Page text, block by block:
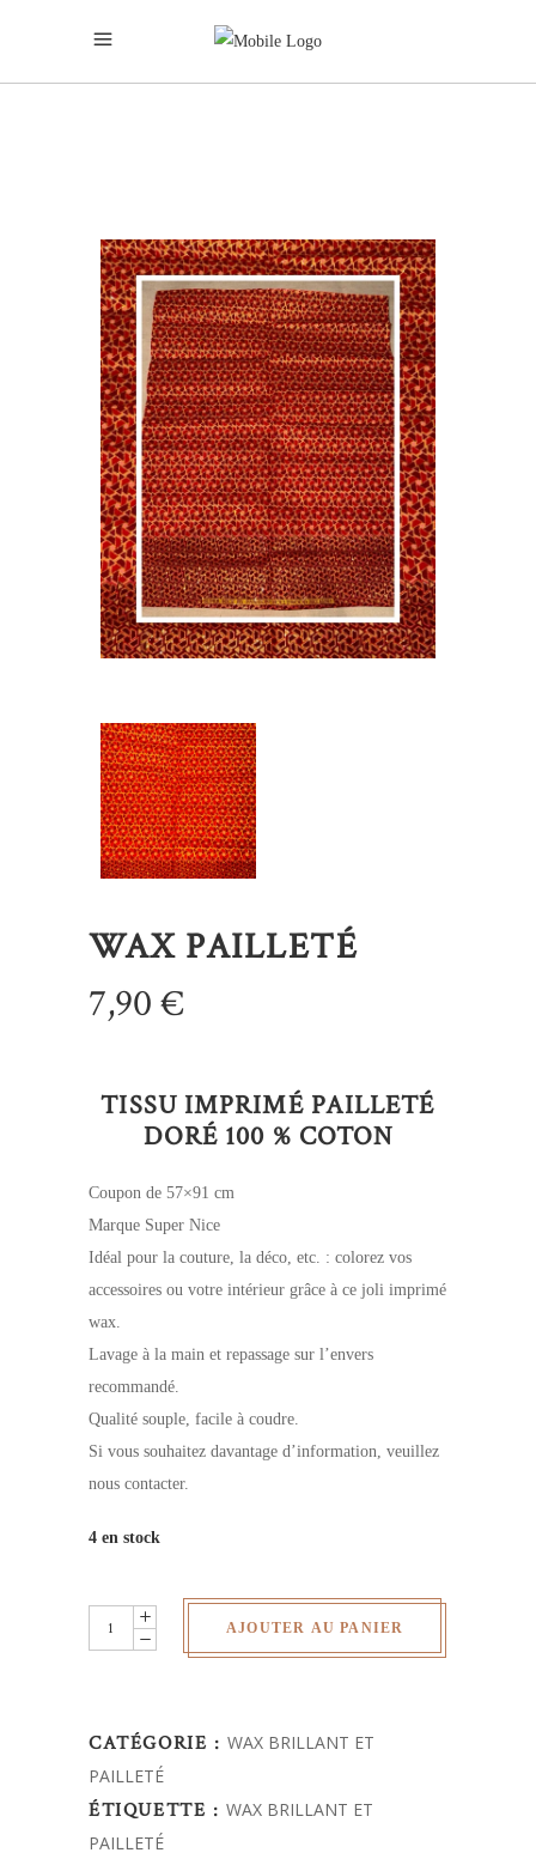
WAX PAILLETÉ
7,90€
TISSU IMPRIMÉ PAILLETÉ
DORÉ 100 % COTON
Coupon de 57×91 cm
Marque Super Nice
Idéal pour la couture, la déco, etc. : colorez vos
accessoires ou votre intérieur grâce à ce joli imprimé
wax.
Lavage à la main et repassage sur l’envers
recommandé.
Qualité souple, facile à coudre.
Si vous souhaitez davantage d’information, veuillez
nous contacter.
4 en stock
wax
pailleté
AJOUTER AU PANIER
CATÉGORIE :WAX BRILLANT ET
PAILLETÉ
ÉTIQUETTE :WAX BRILLANT ET
PAILLETÉ